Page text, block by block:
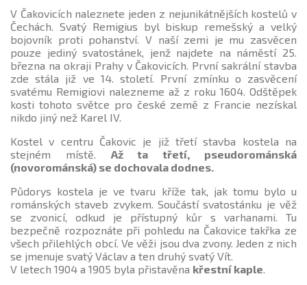
V Čakovicích naleznete jeden z nejunikátnějších kostelů v
Čechách. Svatý Remigius byl biskup remešský a velký
bojovník proti pohanství. V naší zemi je mu zasvěcen
pouze jediný svatostánek, jenž najdete na náměstí 25.
března na okraji Prahy v Čakovicích. První sakrální stavba
zde stála již ve 14. století. První zmínku o zasvěcení
svatému Remigiovi nalezneme až z roku 1604. Odštěpek
kosti tohoto světce pro české země z Francie nezískal
nikdo jiný než Karel IV.
Kostel v centru Čakovic je již třetí stavba kostela na
stejném místě. Až ta třetí, pseudorománská
(novorománská) se dochovala dodnes.
Půdorys kostela je ve tvaru kříže tak, jak tomu bylo u
románských staveb zvykem. Součástí svatostánku je věž
se zvonicí, odkud je přístupný kůr s varhanami. Tu
bezpečně rozpoznáte při pohledu na Čakovice takřka ze
všech přilehlých obcí. Ve věži jsou dva zvony. Jeden z nich
se jmenuje svatý Václav a ten druhý svatý Vít.
V letech 1904 a 1905 byla přistavěna křestní kaple.